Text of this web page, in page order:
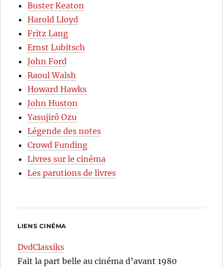
Buster Keaton
Harold Lloyd
Fritz Lang
Ernst Lubitsch
John Ford
Raoul Walsh
Howard Hawks
John Huston
Yasujirô Ozu
Légende des notes
Crowd Funding
Livres sur le cinéma
Les parutions de livres
LIENS CINÉMA
DvdClassiks
Fait la part belle au cinéma d’avant 1980